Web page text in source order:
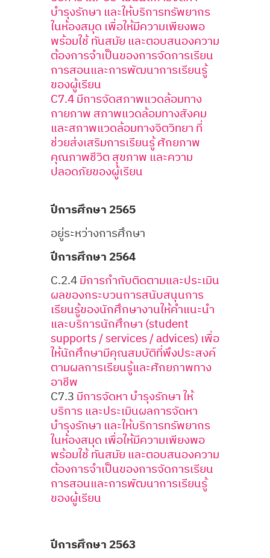
บำรุงรักษา และให้บริการทรัพยากร
ในห้องสมุด เพื่อให้มีความเพียงพอ
พร้อมใช้ ทันสมัย และตอบสนองความ
ต้องการจำเป็นของการจัดการเรียน
การสอนและการพัฒนาการเรียนรู้
ของผู้เรียน
C7.4 มีการจัดสภาพแวดล้อมทาง
กายภาพ สภาพแวดล้อมทางสังคม
และสภาพแวดล้อมทางจิตวิทยา ที่
ช่วยส่งเสริมการเรียนรู้ ศักยภาพ
คุณภาพชีวิต สุขภาพ และความ
ปลอดภัยของผู้เรียน
ปีการศึกษา 2565
อยู่ระหว่างการศึกษา
ปีการศึกษา 2564
C.2.4มีการกำกับติดตามและประเมิน
ผลของกระบวนการสนับสนุนการ
เรียนรู้ของนักศึกษางานให้คำแนะนำ
และบริการนักศึกษา (student
supports / services / advices) เพื่อ
ให้นักศึกษามีคุณสมบัติที่พึงประสงค์
ตามผลการเรียนรู้และศักยภาพทาง
อาชีพ
C7.3มีการจัดหา บำรุงรักษา ให้
บริการ และประเมินผลการจัดหา
บำรุงรักษา และให้บริการทรัพยากร
ในห้องสมุด เพื่อให้มีความเพียงพอ
พร้อมใช้ ทันสมัย และตอบสนองความ
ต้องการจำเป็นของการจัดการเรียน
การสอนและการพัฒนาการเรียนรู้
ของผู้เรียน
ปีการศึกษา 2563